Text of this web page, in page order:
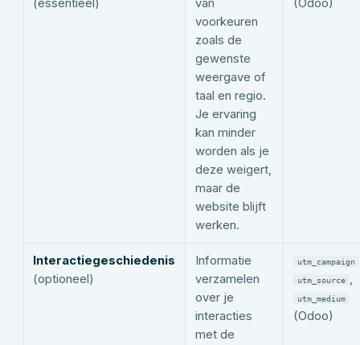
(essentieel)
van
voorkeuren
zoals de
gewenste
weergave of
taal en regio.
Je ervaring
kan minder
worden als je
deze weigert,
maar de
website blijft
werken.
(Odoo)
Interactiegeschiedenis
(optioneel)
Informatie
verzamelen
over je
interacties
met de
utm_campaign
utm_source ,
utm_medium
(Odoo)